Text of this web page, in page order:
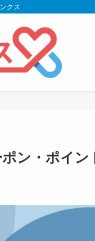
クス
ン・ポイン